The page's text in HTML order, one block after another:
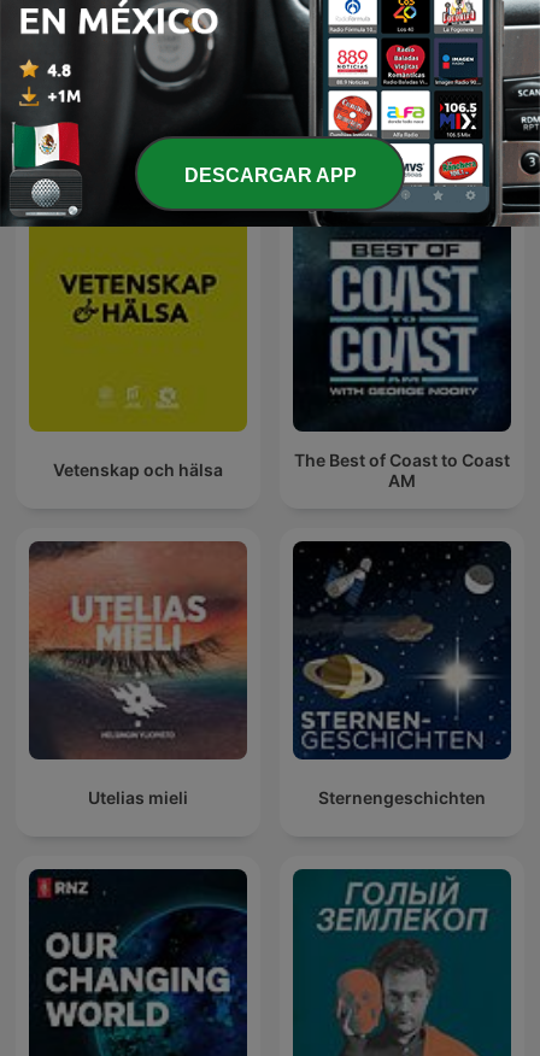
La Rosa de los Vientos
Exaterrestre, con Alain
Luna
Más podcasts internacionales de Ciencias
Vetenskap och hälsa
The Best of Coast to Coast
AM
Utelias mieli Sternengeschichten
DESCARGAR APP